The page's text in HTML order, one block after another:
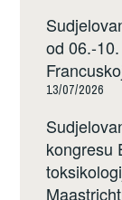
od 06.-
13/07/2026
kongresu